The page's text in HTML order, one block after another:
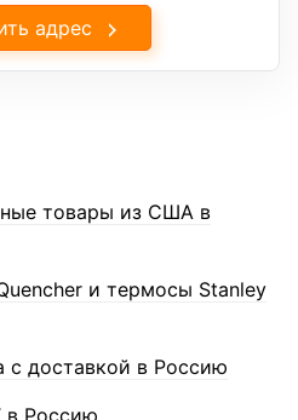
адрес
товары из США в
и термосы Stanley
с доставкой в Россию